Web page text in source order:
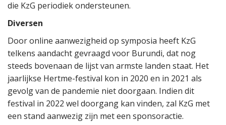
die KzG periodiek ondersteunen.
Diversen
Door online aanwezigheid op symposia heeft KzG
telkens aandacht gevraagd voor Burundi, dat nog
steeds bovenaan de lijst van armste landen staat. Het
jaarlijkse Hertme-festival kon in 2020 en in 2021 als
gevolg van de pandemie niet doorgaan. Indien dit
festival in 2022 wel doorgang kan vinden, zal KzG met
een stand aanwezig zijn met een sponsoractie.